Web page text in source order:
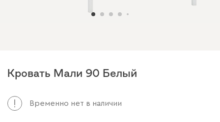
Кровать Мали 90 Белый
Арт. 223114
Временно нет в наличии